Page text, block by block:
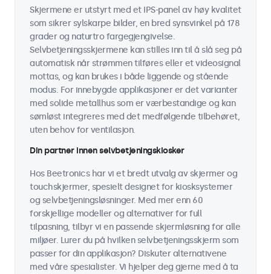
Skjermene er utstyrt med et IPS-panel av høy kvalitet
som sikrer sylskarpe bilder, en bred synsvinkel på 178
grader og naturtro fargegjengivelse.
Selvbetjeningsskjermene kan stilles inn til å slå seg på
automatisk når strømmen tilføres eller et videosignal
mottas, og kan brukes i både liggende og stående
modus. For innebygde applikasjoner er det varianter
med solide metallhus som er værbestandige og kan
sømløst integreres med det medfølgende tilbehøret,
uten behov for ventilasjon.
Din partner innen selvbetjeningskiosker
Hos Beetronics har vi et bredt utvalg av skjermer og
touchskjermer, spesielt designet for kiosksystemer
og selvbetjeningsløsninger. Med mer enn 60
forskjellige modeller og alternativer for full
tilpasning, tilbyr vi en passende skjermløsning for alle
miljøer. Lurer du på hvilken selvbetjeningsskjerm som
passer for din applikasjon? Diskuter alternativene
med våre spesialister. Vi hjelper deg gjerne med å ta